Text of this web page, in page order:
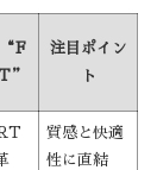
“F
注目ポイン
ト
質感と快適
性に直結